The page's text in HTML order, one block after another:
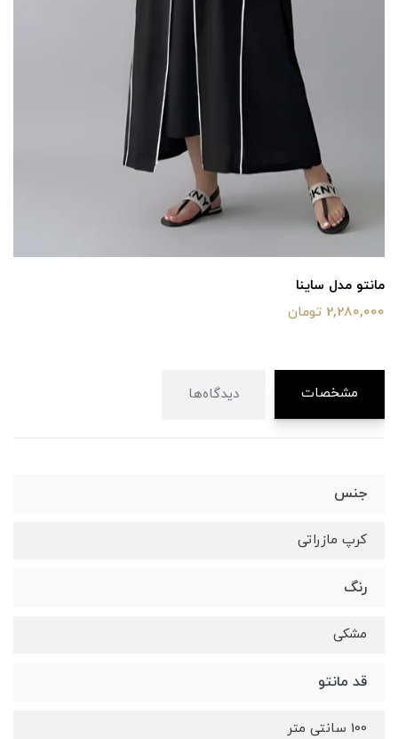
پیراهن مدل ماهور
1,880,000 تومان
مشخصات دیدگاه‌ها
جنس
کرپ مازراتی
رنگ
مشکی
قد مانتو
100 سانتی متر